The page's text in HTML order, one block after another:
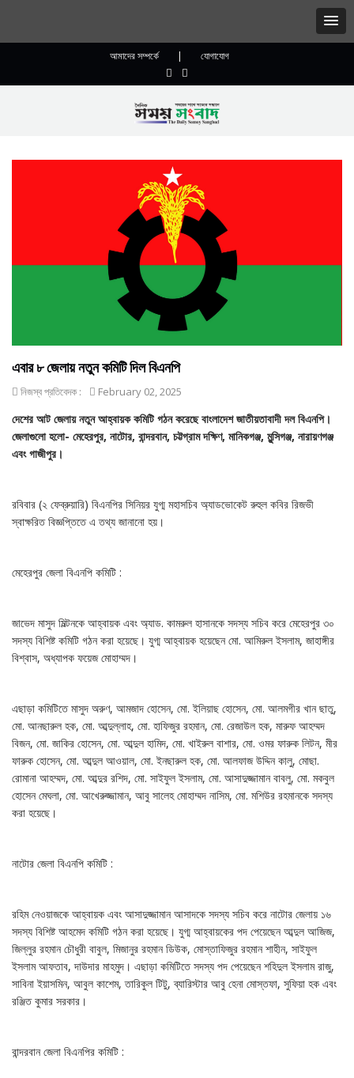
আমাদের সম্পর্কে | যোগাযোগ
এবার ৮ জেলায় নতুন কমিটি দিল বিএনপি
নিজস্ব প্রতিবেদক : February 02, 2025
দেশের আট জেলায় নতুন আহ্বায়ক কমিটি গঠন করেছে বাংলাদেশ জাতীয়তাবাদী দল বিএনপি।
জেলাগুলো হলো- মেহেরপুর, নাটোর, বান্দরবান, চট্টগ্রাম দক্ষিণ, মানিকগঞ্জ, মুন্সিগঞ্জ, নারায়ণগঞ্জ
এবং গাজীপুর।
রবিবার (২ ফেব্রুয়ারি) বিএনপির সিনিয়র যুগ্ম মহাসচিব অ্যাডভোকেট রুহুল কবির রিজভী
স্বাক্ষরিত বিজ্ঞপ্তিতে এ তথ্য জানানো হয়।
মেহেরপুর জেলা বিএনপি কমিটি :
জাভেদ মাসুদ মিল্টনকে আহ্বায়ক এবং অ্যাড. কামরুল হাসানকে সদস্য সচিব করে মেহেরপুর ৩০
সদস্য বিশিষ্ট কমিটি গঠন করা হয়েছে। যুগ্ম আহ্বায়ক হয়েছেন মো. আমিরুল ইসলাম, জাহাঙ্গীর
বিশ্বাস, অধ্যাপক ফয়েজ মোহাম্মদ।
এছাড়া কমিটিতে মাসুদ অরুণ, আমজাদ হোসেন, মো. ইলিয়াছ হোসেন, মো. আলমগীর খান ছাতু,
মো. আনছারুল হক, মো. আব্দুল্লাহ, মো. হাফিজুর রহমান, মো. রেজাউল হক, মারুফ আহম্মদ
বিজন, মো. জাকির হোসেন, মো. আব্দুল হামিদ, মো. খাইরুল বাশার, মো. ওমর ফারুক লিটন, মীর
ফারুক হোসেন, মো. আব্দুল আওয়াল, মো. ইনছারুল হক, মো. আলফাজ উদ্দিন কালু, মোছা.
রোমানা আহম্মদ, মো. আব্দুর রশিদ, মো. সাইফুল ইসলাম, মো. আসাদুজ্জামান বাবলু, মো. মকবুল
হোসেন মেঘলা, মো. আখেরুজ্জামান, আবু সালেহ মোহাম্মদ নাসিম, মো. মশিউর রহমানকে সদস্য
করা হয়েছে।
নাটোর জেলা বিএনপি কমিটি :
রহিম নেওয়াজকে আহ্বায়ক এবং আসাদুজ্জামান আসাদকে সদস্য সচিব করে নাটোর জেলায় ১৬
সদস্য বিশিষ্ট আহমেদ কমিটি গঠন করা হয়েছে। যুগ্ম আহ্বায়কের পদ পেয়েছেন আব্দুল আজিজ,
জিল্লুর রহমান চৌধুরী বাবুল, মিজানুর রহমান ডিউক, মোস্তাফিজুর রহমান শাহীন, সাইফুল
ইসলাম আফতাব, দাউদার মাহমুদ। এছাড়া কমিটিতে সদস্য পদ পেয়েছেন শহিদুল ইসলাম রাজু,
সাবিনা ইয়াসমিন, আবুল কাশেম, তারিকুল টিটু, ব্যারিস্টার আবু হেনা মোস্তফা, সুফিয়া হক এবং
রঞ্জিত কুমার সরকার।
বান্দরবান জেলা বিএনপির কমিটি :